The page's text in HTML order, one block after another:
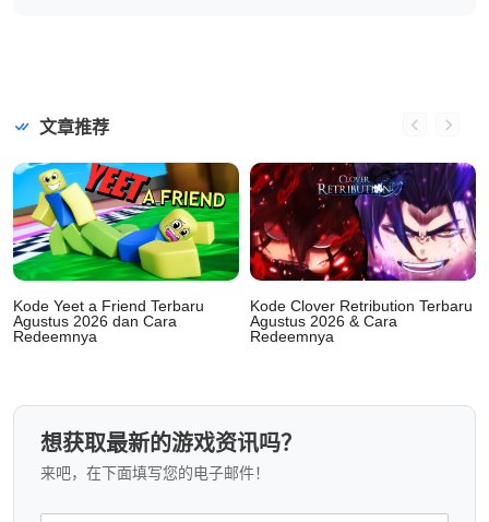
文章推荐
Kode Yeet a Friend Terbaru
Agustus 2026 dan Cara
Redeemnya
Kode Clover Retribution Terbaru
Agustus 2026 & Cara
Redeemnya
想获取最新的游戏资讯吗？
来吧，在下面填写您的电子邮件！